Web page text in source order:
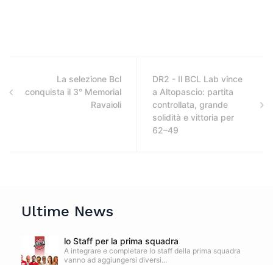
La selezione Bcl
conquista il 3° Memorial
Ravaioli
DR2 - Il BCL Lab vince
a Altopascio: partita
controllata, grande
solidità e vittoria per
62–49
Ultime News
lo Staff per la prima squadra
A integrare e completare lo staff della prima squadra
vanno ad aggiungersi diversi...